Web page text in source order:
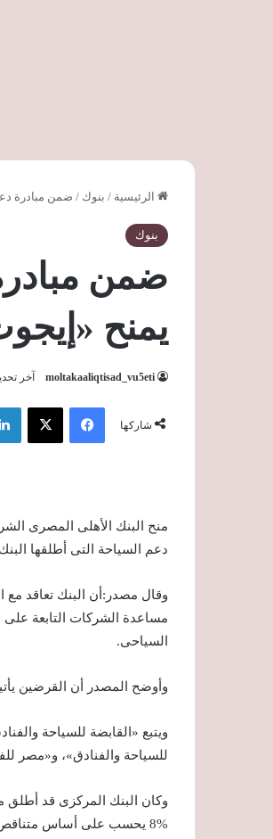
الرئيسية / بنوك / ضمن مبادرة دعم
بنوك
ضمن
يمنح «إيجوث» 500
moltakaaliqtisad_vu5eti آخر تحديث:
شاركها
فيسبوك ‫X
دعم السياحة التى أطلقها
مساعدة الشركات التابعة على
السياحى.
وأوضح المصدر أن القرضين
ويتبع «القابضة للسياحة
للسياحة والفنادق»، و«مصر
%8 يحسب على أساس متناقص لتمويل إحلال وتجديد فنادق الإقامة والفنادق العائمة وأساطيل النقل السياحى.